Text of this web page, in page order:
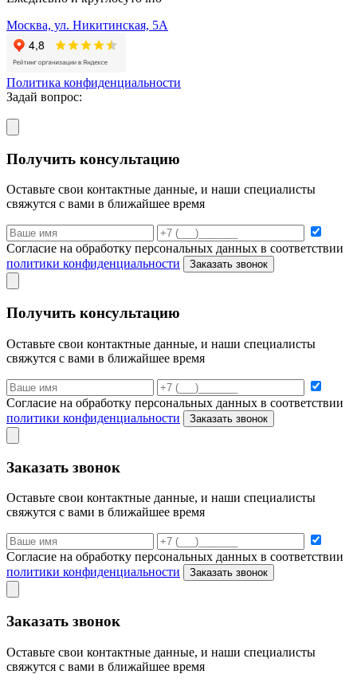
Москва, ул. Никитинская, 5А
Политика конфиденциальности
Задай вопрос:
Получить консультацию
Оставьте свои контактные данные, и наши специалисты
свяжутся с вами в ближайшее время
Согласие на обработку персональных данных в соответствии
политики конфиденциальности
Заказать звонок
Получить консультацию
Оставьте свои контактные данные, и наши специалисты
свяжутся с вами в ближайшее время
Согласие на обработку персональных данных в соответствии
политики конфиденциальности
Заказать звонок
Заказать звонок
Оставьте свои контактные данные, и наши специалисты
свяжутся с вами в ближайшее время
Согласие на обработку персональных данных в соответствии
политики конфиденциальности
Заказать звонок
Заказать звонок
Оставьте свои контактные данные, и наши специалисты
свяжутся с вами в ближайшее время